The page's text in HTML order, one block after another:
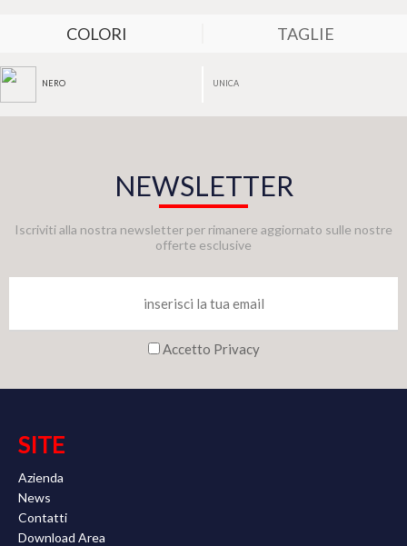
COLORI TAGLIE
NERO UNICA
NEWSLETTER
Iscriviti alla nostra newsletter per rimanere aggiornato sulle nostre
offerte esclusive
Accetto Privacy
SITE
Azienda
News
Contatti
Download Area